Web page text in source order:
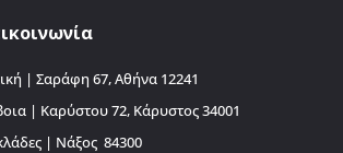
| Σαράφη 67, Αθήνα 12241
| Καρύστου 72, Κάρυστος 34001
| Νάξος 84300